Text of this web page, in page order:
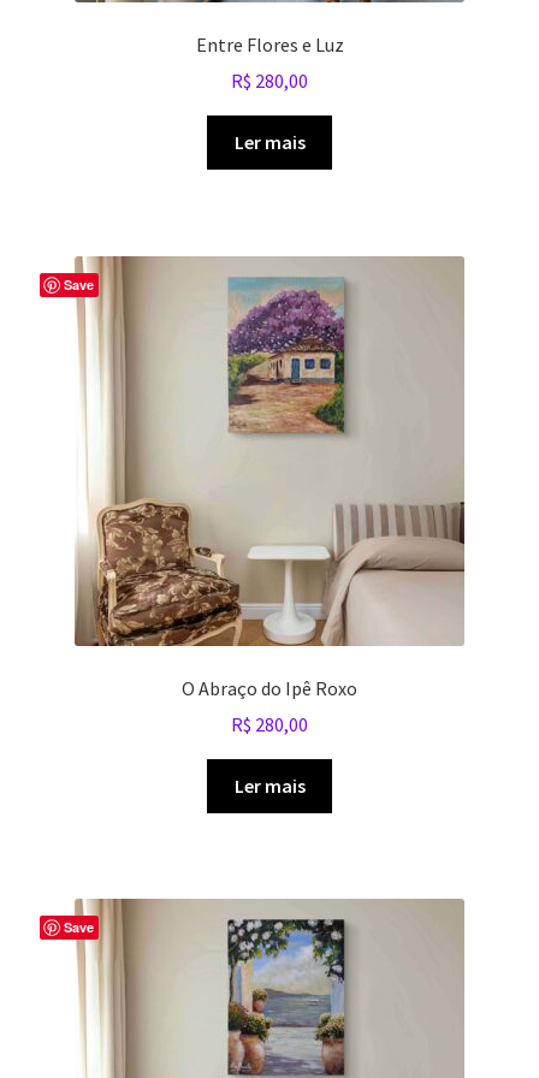
Entre Flores e Luz
R$ 280,00
Ler mais
Save
O Abraço do Ipê Roxo
R$ 280,00
Ler mais
Save